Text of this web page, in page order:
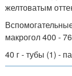
желтоватым
макрогол 400 -
40 г - тубы (1) -